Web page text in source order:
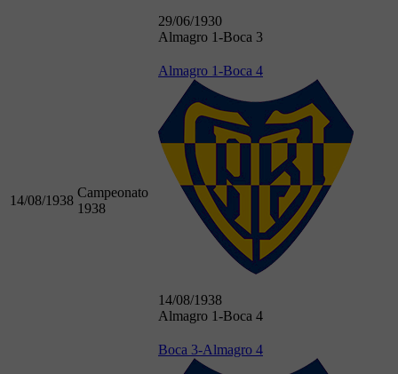
29/06/1930
Almagro 1-Boca 3
14/08/1938
Campeonato
1938
Almagro 1-Boca 4
14/08/1938
Almagro 1-Boca 4
Boca 3-Almagro 4